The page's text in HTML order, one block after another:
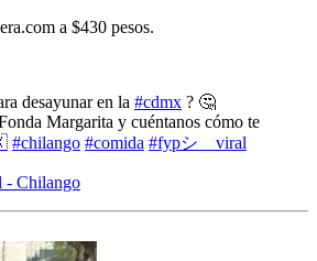
a $430 pesos.
desayunar en la #cdmx ? 🤔
Margarita y cuéntanos cómo te
#chilango #comida #fypシ゚viral
- Chilango